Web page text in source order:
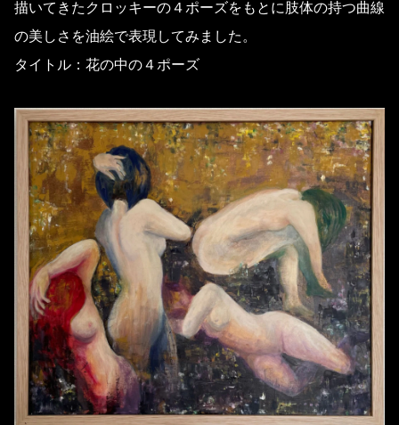
描いてきたクロッキーの４ポーズをもとに肢体の持つ曲線
の美しさを油絵で表現してみました。
タイトル：花の中の４ポーズ